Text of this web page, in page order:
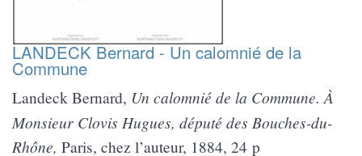
LANDECK Bernard - Un calomnié de la
Commune
Landeck Bernard, Un calomnié de la Commune. À
Monsieur Clovis Hugues, député des Bouches-du-
Rhône, Paris, chez l’auteur, 1884, 24 p